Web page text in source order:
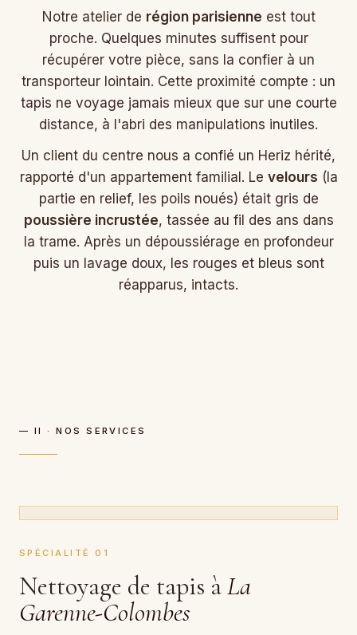
Notre atelier de région parisienne est tout
proche. Quelques minutes suffisent pour
récupérer votre pièce, sans la confier à un
transporteur lointain. Cette proximité compte : un
tapis ne voyage jamais mieux que sur une courte
distance, à l'abri des manipulations inutiles.
Un client du centre nous a confié un Heriz hérité,
rapporté d'un appartement familial. Le velours (la
partie en relief, les poils noués) était gris de
poussière incrustée, tassée au fil des ans dans
la trame. Après un dépoussiérage en profondeur
puis un lavage doux, les rouges et bleus sont
réapparus, intacts.
— II · NOS SERVICES
SPÉCIALITÉ 01
Nettoyage de tapis àLa
Garenne-Colombes